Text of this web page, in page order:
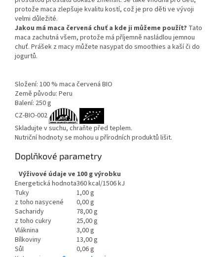
protože maca zlepšuje kvalitu kostí, což je pro děti ve vývoji
velmi důležité.
Jakou má maca červená chuť a kde ji můžeme použít? Tato
maca zachutná všem, protože má příjemně nasládlou jemnou
chuť. Prášek z macy můžete nasypat do smoothies a kaší či do
jogurtů.
Složení: 100 % maca červená BIO
Země původu: Peru
Balení: 250 g
CZ-BIO-002
Skladujte v suchu, chraňte před teplem.
Nutriční hodnoty se mohou u přírodních produktů lišit.
Doplňkové parametry
Výživové údaje ve 100 g výrobku
Energetická hodnota360 kcal/1506 kJ
Tuky
1,00 g
z toho nasycené
0,00 g
Sacharidy
78,00 g
z toho cukry
25,00 g
Vláknina
3,00 g
Bílkoviny
13,00 g
Sůl
0,06 g